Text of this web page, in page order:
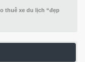
thuê xe du lịch “đẹp